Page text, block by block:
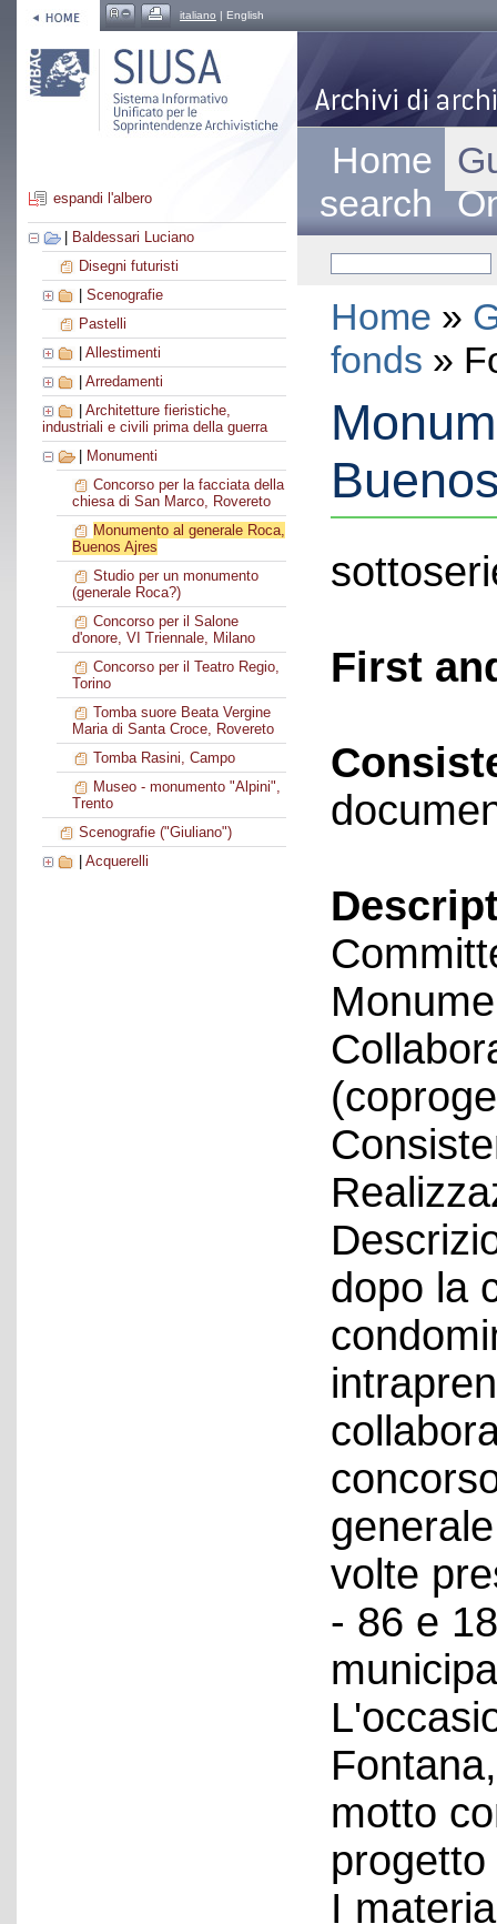
italiano | English
espandi l'albero
Baldessari Luciano
Disegni futuristi
Scenografie
Pastelli
Allestimenti
Arredamenti
Architetture fieristiche,
industriali e civili prima della guerra
Monumenti
Concorso per la facciata della
chiesa di San Marco, Rovereto
Monumento al generale Roca,
Buenos Ajres
Studio per un monumento
(generale Roca?)
Concorso per il Salone
d'onore, VI Triennale, Milano
Concorso per il Teatro Regio,
Torino
Tomba suore Beata Vergine
Maria di Santa Croce, Rovereto
Tomba Rasini, Campo
Museo - monumento "Alpini",
Trento
Scenografie ("Giuliano")
Acquerelli
Home
search
Home »
fonds »
First
dopo la
volte
- 86 e
motto
I